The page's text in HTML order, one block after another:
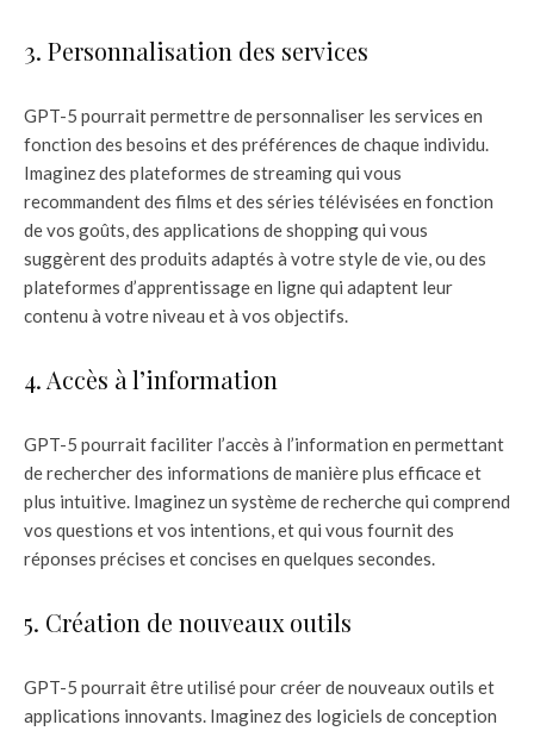
3. Personnalisation des services
GPT-5 pourrait permettre de personnaliser les services en
fonction des besoins et des préférences de chaque individu.
Imaginez des plateformes de streaming qui vous
recommandent des films et des séries télévisées en fonction
de vos goûts, des applications de shopping qui vous
suggèrent des produits adaptés à votre style de vie, ou des
plateformes d’apprentissage en ligne qui adaptent leur
contenu à votre niveau et à vos objectifs.
4. Accès à l’information
GPT-5 pourrait faciliter l’accès à l’information en permettant
de rechercher des informations de manière plus efficace et
plus intuitive. Imaginez un système de recherche qui comprend
vos questions et vos intentions, et qui vous fournit des
réponses précises et concises en quelques secondes.
5. Création de nouveaux outils
GPT-5 pourrait être utilisé pour créer de nouveaux outils et
applications innovants. Imaginez des logiciels de conception